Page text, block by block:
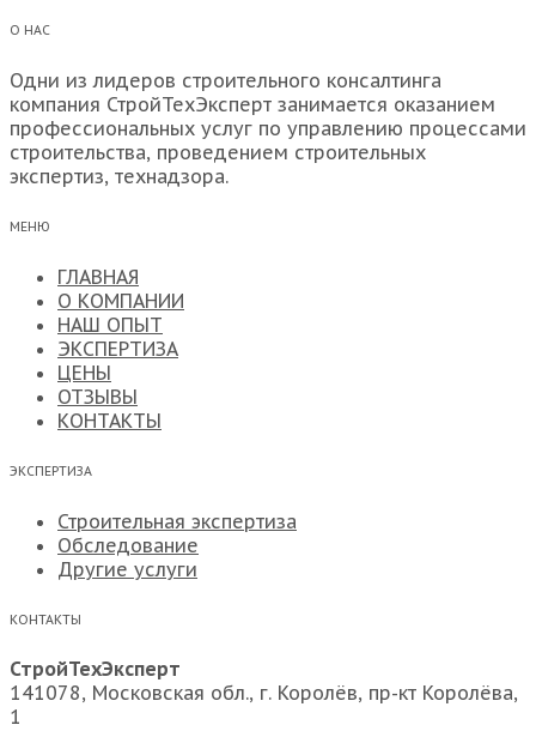
О НАС
Одни из лидеров строительного консалтинга
компания СтройТехЭксперт занимается оказанием
профессиональных услуг по управлению процессами
строительства, проведением строительных
экспертиз, технадзора.
МЕНЮ
ГЛАВНАЯ
О КОМПАНИИ
НАШ ОПЫТ
ЭКСПЕРТИЗА
ЦЕНЫ
ОТЗЫВЫ
КОНТАКТЫ
ЭКСПЕРТИЗА
Строительная экспертиза
Обследование
Другие услуги
КОНТАКТЫ
СтройТехЭксперт
141078, Московская обл., г. Королёв, пр-кт Королёва,
1